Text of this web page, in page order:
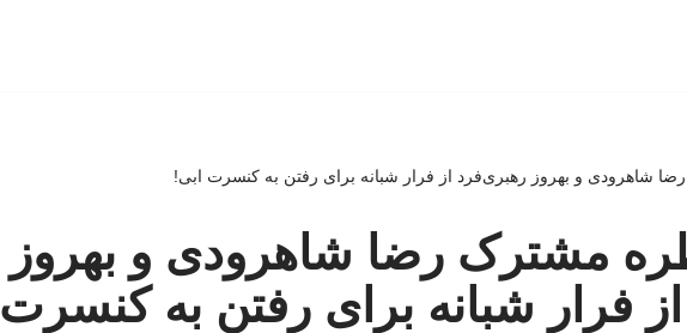
شاهرودی و بهروز رهبری‌فرد از فرار شبانه برای رفتن به کنسرت ابی!
مشترک رضا شاهرودی و بهروز
فرار شبانه برای رفتن به کنسرت